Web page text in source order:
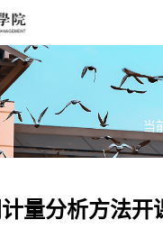
当
量分析方法开